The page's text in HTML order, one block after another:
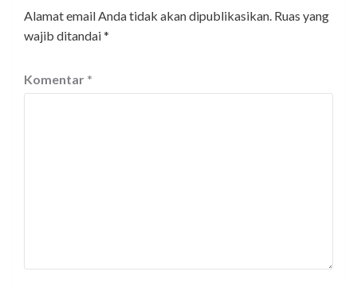
Alamat email Anda tidak akan dipublikasikan. Ruas yang
wajib ditandai*
Komentar *